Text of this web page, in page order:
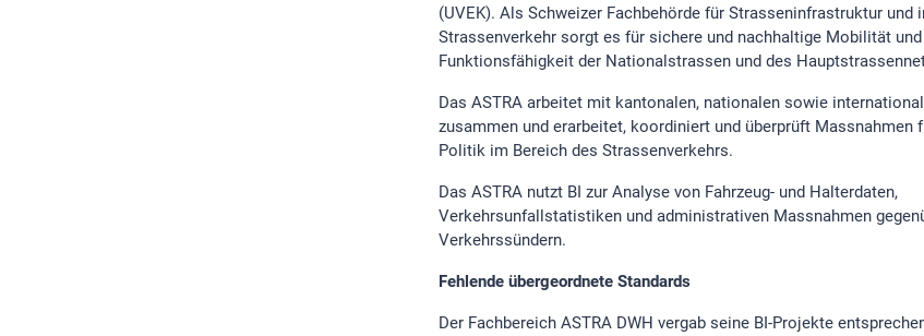
(UVEK). Als Schweizer Fachbehörde für Strasseninfrastruktur und
Strassenverkehr sorgt es für sichere und nachhaltige Mobilität
Funktionsfähigkeit der Nationalstrassen und des
Das ASTRA arbeitet mit kantonalen, nationalen sowie
zusammen und erarbeitet, koordiniert und überprüft Massnahmen
Politik im Bereich des Strassenverkehrs.
Das ASTRA nutzt BI zur Analyse von Fahrzeug- und Halterdaten,
Verkehrsunfallstatistiken und administrativen Massnahmen
Verkehrssündern.
Fehlende übergeordnete Standards
Der Fachbereich ASTRA DWH vergab seine BI-Projekte